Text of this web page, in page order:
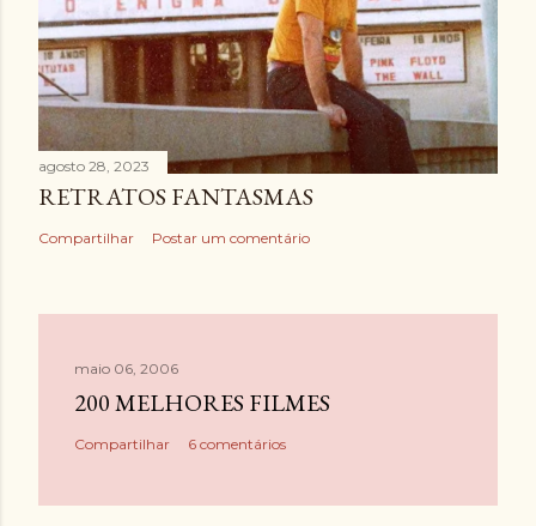
agosto 28, 2023
RETRATOS FANTASMAS
Compartilhar Postar um comentário
maio 06, 2006
200 MELHORES FILMES
Compartilhar 6 comentários